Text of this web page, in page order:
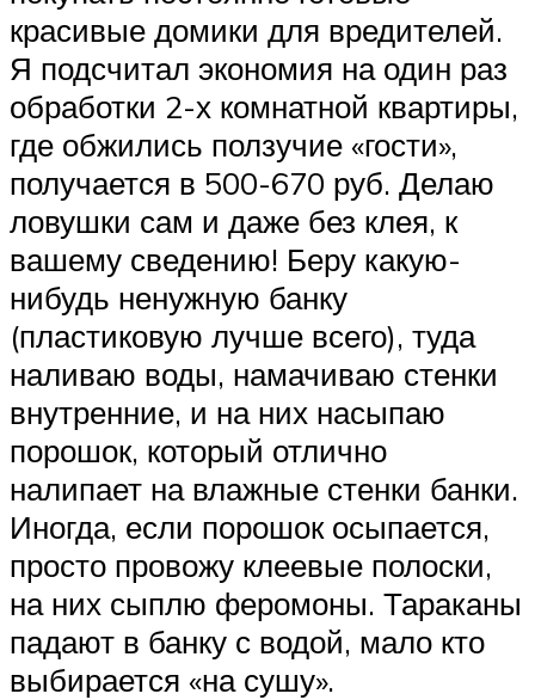
красивые домики для вредителей.
Я подсчитал экономия на один раз
обработки 2-х комнатной квартиры,
где обжились ползучие «гости»,
получается в 500-670 руб. Делаю
ловушки сам и даже без клея, к
вашему сведению! Беру какую-
нибудь ненужную банку
(пластиковую лучше всего), туда
наливаю воды, намачиваю стенки
внутренние, и на них насыпаю
порошок, который отлично
налипает на влажные стенки банки.
Иногда, если порошок осыпается,
просто провожу клеевые полоски,
на них сыплю феромоны. Тараканы
падают в банку с водой, мало кто
выбирается «на сушу».